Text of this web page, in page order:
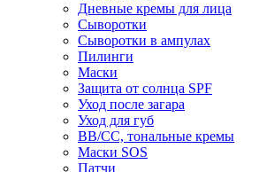
Дневные кремы для лица
Сыворотки
Сыворотки в ампулах
Пилинги
Маски
Защита от солнца SPF
Уход после загара
Уход для губ
BB/CC, тональные кремы
Маски SOS
Патчи